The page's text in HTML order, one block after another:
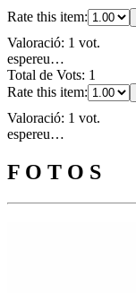
Rate this item:
Valoració: 1 vot.
espereu…
Total de Vots: 1
Rate this item:
Valoració: 1 vot.
espereu…
F O T O S